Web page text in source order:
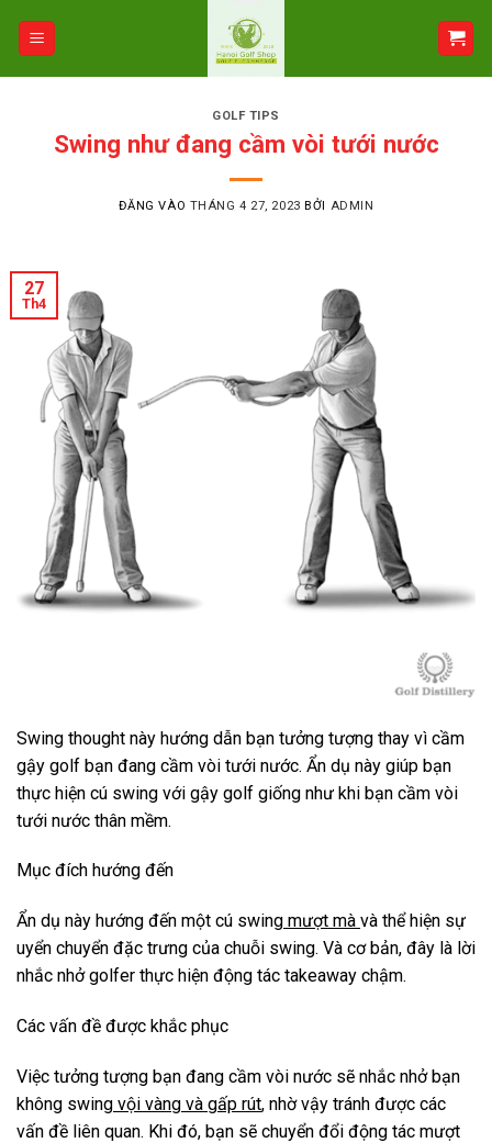
GOLF TIPS
Swing như đang cầm vòi tưới nước
ĐĂNG VÀO THÁNG 4 27, 2023 BỞI ADMIN
27
Th4
Swing thought này hướng dẫn bạn tưởng tượng thay vì cầm
gậy golf bạn đang cầm vòi tưới nước. Ẩn dụ này giúp bạn
thực hiện cú swing với gậy golf giống như khi bạn cầm vòi
tưới nước thân mềm.
Mục đích hướng đến
Ẩn dụ này hướng đến một cú swing mượt mà và thể hiện sự
uyển chuyển đặc trưng của chuỗi swing. Và cơ bản, đây là lời
nhắc nhở golfer thực hiện động tác takeaway chậm.
Các vấn đề được khắc phục
Việc tưởng tượng bạn đang cầm vòi nước sẽ nhắc nhở bạn
không swing vội vàng và gấp rút, nhờ vậy tránh được các
vấn đề liên quan. Khi đó, bạn sẽ chuyển đổi động tác mượt